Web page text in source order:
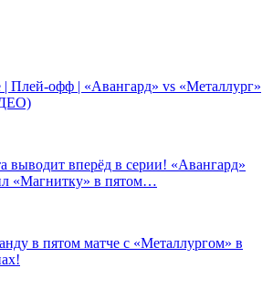
Плей-офф | «Авангард» vs «Металлург»
выводит вперёд в серии! «Авангард»
«Магнитку» в пятом…
в пятом матче с «Металлургом» в